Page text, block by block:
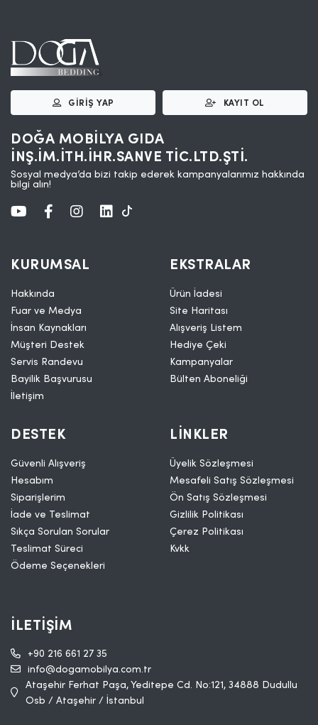
GIRIŞ YAP KAYIT OL
DOĞA MOBİLYA GIDA
İNŞ.İM.İTH.İHR.SANVE TİC.LTD.ŞTİ.
Sosyal medya’da bizi takip ederek kampanyalarımız hakkında
bilgi alın!
KURUMSAL
Hakkında
Fuar ve Medya
İnsan Kaynakları
Müşteri Destek
Servis Randevu
Bayilik Başvurusu
İletişim
EKSTRALAR
Ürün İadesi
Site Haritası
Alışveriş Listem
Hediye Çeki
Kampanyalar
Bülten Aboneliği
DESTEK
Güvenli Alışveriş
Hesabım
Siparişlerim
İade ve Teslimat
Sıkça Sorulan Sorular
Teslimat Süreci
Ödeme Seçenekleri
LINKLER
Üyelik Sözleşmesi
Mesafeli Satış Sözleşmesi
Ön Satış Sözleşmesi
Gizlilik Politikası
Çerez Politikası
Kvkk
İLETIŞIM
+90 216 661 27 35
info@dogamobilya.com.tr
Ataşehir Ferhat Paşa, Yeditepe Cd. No:121, 34888 Dudullu
Osb / Ataşehir / İstanbul